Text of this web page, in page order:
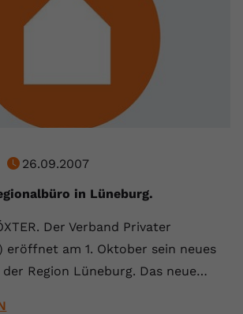
26.09.2007
in Lüneburg.
Der Verband Privater
eröffnet am 1. Oktober sein neues
Region Lüneburg. Das neue…